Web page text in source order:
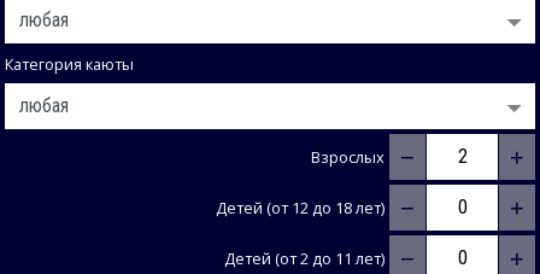
Категория каюты
Взрослых − +
Детей (от 12 до 18 лет) − +
Детей (от 2 до 11 лет) − +